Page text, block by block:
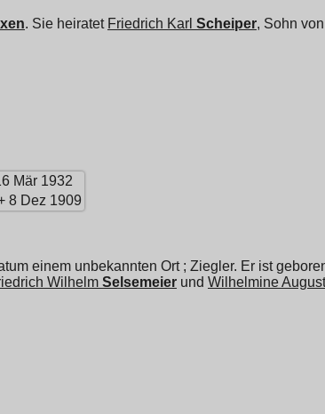
. Sie heiratet Friedrich Karl Scheiper, Sohn von
Mär 1932
8 Dez 1909
einem unbekannten Ort ; Ziegler. Er ist
Wilhelm Selsemeier und Wilhelmine